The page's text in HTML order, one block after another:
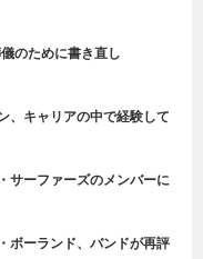
のために書き直し
、キャリアの中で経験して
サーファーズのメンバーに
ボーランド、バンドが再評